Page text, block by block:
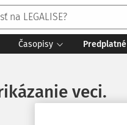
Časopisy Predplatné
veci.